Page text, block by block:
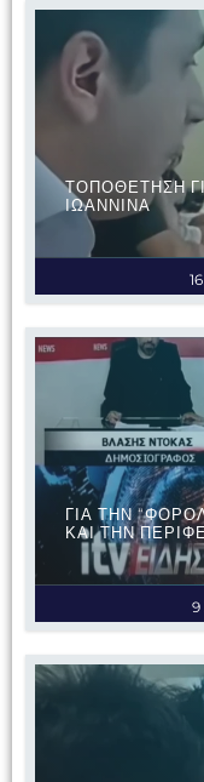
ΤΟΠΟΘΕΤΗΣΗ
ΙΩΑΝΝΙΝΑ
9
ΓΙΑ ΤΗΝ
ΚΑΙ ΤΗΝ